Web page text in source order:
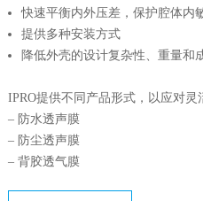
快速平衡内外压差，保护腔体内
提供多种安装方式
降低外壳的设计复杂性、重量和
IPRO提供不同产品形式，以应对灵
– 防水透声膜
– 防尘透声膜
– 背胶透气膜